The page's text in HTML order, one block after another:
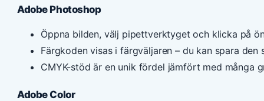
Adobe Photoshop
Öppna bilden, välj pipettverktyget och klicka på
Färgkoden visas i färgväljaren – du kan spara den
CMYK-stöd är en unik fördel jämfört med många
Adobe Color